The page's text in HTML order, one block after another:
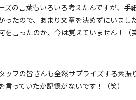
ズの言葉もいろいろ考えたんですが、
ったので、あまり文章を決めずにいました
を言ったのか、今は覚えていません！（笑
ッフの皆さんも全然サプライズする素
言っていたか記憶がないです！（笑）